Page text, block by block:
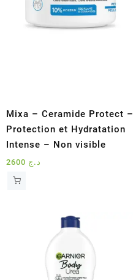
Mixa – Ceramide Protect –
Protection et Hydratation
Intense – Non visible
د.ج